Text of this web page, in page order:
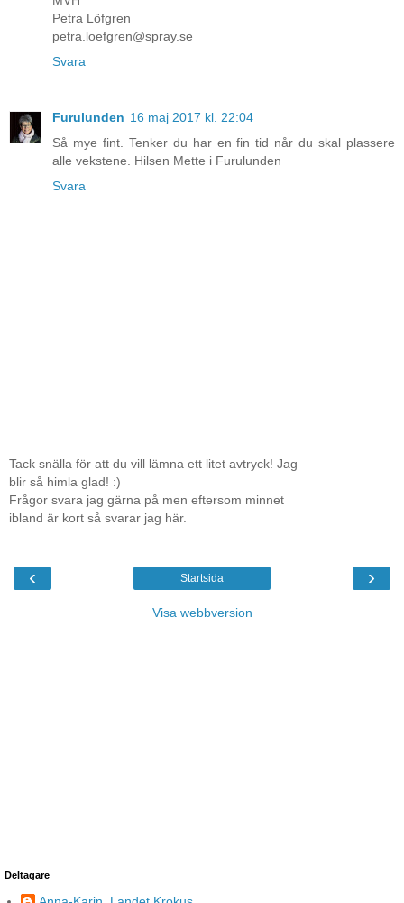
Petra Löfgren
petra.loefgren@spray.se
Svara
Furulunden 16 maj 2017 kl. 22:04
Så mye fint. Tenker du har en fin tid når du skal plassere
alle vekstene. Hilsen Mette i Furulunden
Svara
Tack snälla för att du vill lämna ett litet avtryck! Jag
blir så himla glad! :)
Frågor svara jag gärna på men eftersom minnet
ibland är kort så svarar jag här.
‹ ›
Startsida
Visa webbversion
Deltagare